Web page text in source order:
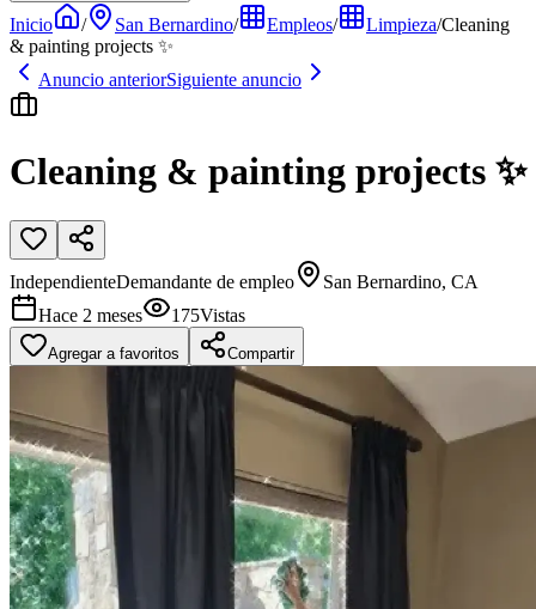
Inicio / San Bernardino/ Empleos/ Limpieza/Cleaning
& painting projects ✨
Anuncio anteriorSiguiente anuncio
Cleaning & painting projects ✨
IndependienteDemandante de empleo
San Bernardino, CA
Hace 2 meses
175Vistas
Agregar a favoritos Compartir